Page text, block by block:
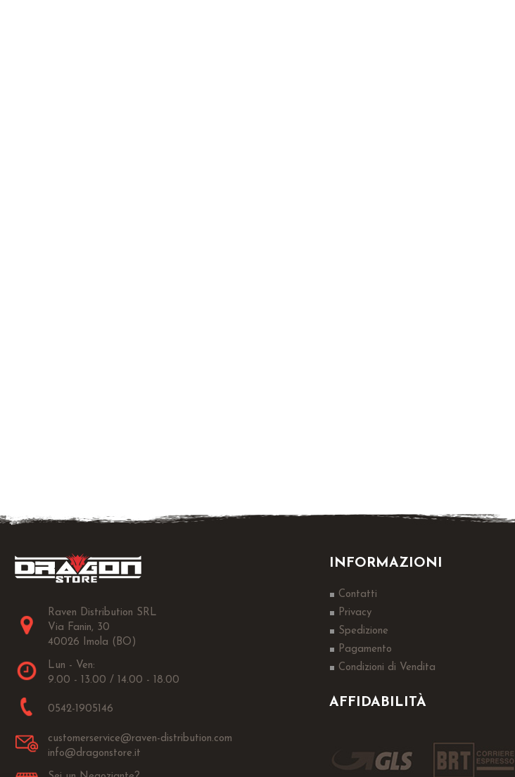
Raven Distribution SRL
Via Fanin, 30
40026 Imola (BO)
Lun - Ven:
9.00 - 13.00 / 14.00 - 18.00
0542-1905146
customerservice@raven-distribution.com
info@dragonstore.it
INFORMAZIONI
Contatti
Privacy
Spedizione
Pagamento
Condizioni di Vendita
AFFIDABILITÀ